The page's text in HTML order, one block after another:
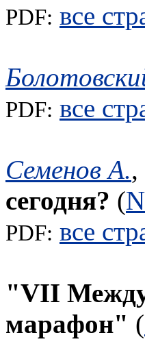
PDF: все
PDF: все
Семенов А.,
сегодня? (
PDF: все
"VII
марафон" (